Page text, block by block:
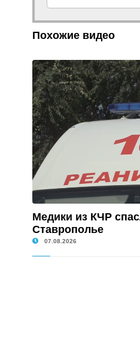
Похожие видео
Медики из КЧР
Ставрополье
07.08.2026